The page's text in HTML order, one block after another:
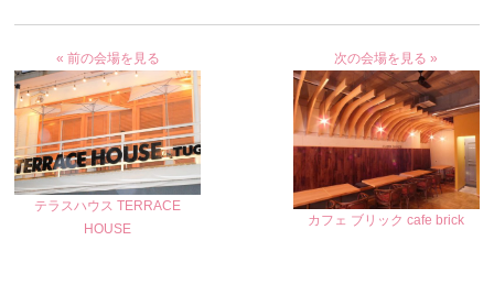
« 前の会場を見る
テラスハウス TERRACE
HOUSE
次の会場を見る »
カフェ ブリック cafe brick